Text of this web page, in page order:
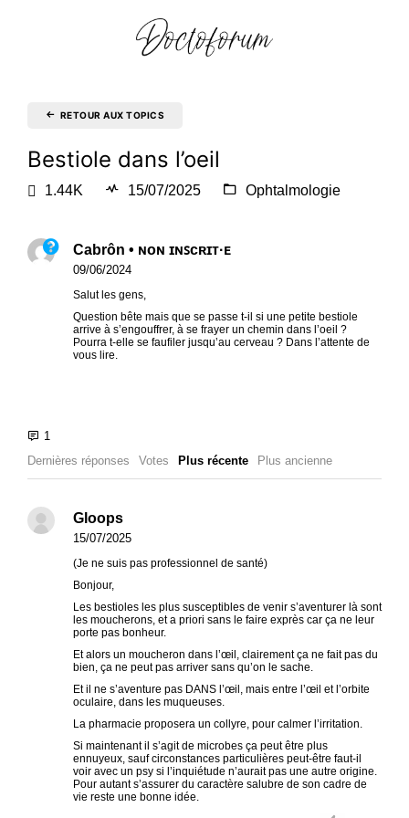
RETOUR AUX TOPICS
Bestiole dans l’oeil
1.44K 15/07/2025 Ophtalmologie
Cabrôn • ɴᴏɴ ɪɴꜱᴄʀɪᴛ·ᴇ
09/06/2024
Salut les gens,
Question bête mais que se passe t-il si une petite bestiole
arrive à s’engouffrer, à se frayer un chemin dans l’oeil ?
Pourra t-elle se faufiler jusqu’au cerveau ? Dans l’attente de
vous lire.
Dernières réponses Votes Plus récente Plus ancienne
Gloops
15/07/2025
(Je ne suis pas professionnel de santé)
Bonjour,
Les bestioles les plus susceptibles de venir s’aventurer là sont
les moucherons, et a priori sans le faire exprès car ça ne leur
porte pas bonheur.
Et alors un moucheron dans l’œil, clairement ça ne fait pas du
bien, ça ne peut pas arriver sans qu’on le sache.
Et il ne s’aventure pas DANS l’œil, mais entre l’œil et l’orbite
oculaire, dans les muqueuses.
La pharmacie proposera un collyre, pour calmer l’irritation.
Si maintenant il s’agit de microbes ça peut être plus
ennuyeux, sauf circonstances particulières peut-être faut-il
voir avec un psy si l’inquiétude n’aurait pas une autre origine.
Pour autant s’assurer du caractère salubre de son cadre de
vie reste une bonne idée.